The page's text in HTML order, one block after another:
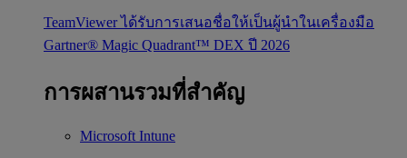
TeamViewer ได้รับการเสนอชื่อให้เป็นผู้นำในเครื่องมือ
Gartner® Magic Quadrant™ DEX ปี 2026
การผสานรวมที่สำคัญ
Microsoft Intune